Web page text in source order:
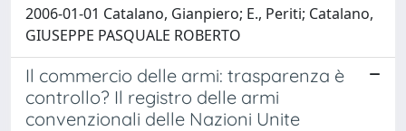
2006-01-01 Catalano, Gianpiero; E., Periti; Catalano,
GIUSEPPE PASQUALE ROBERTO
Il commercio delle armi: trasparenza è
controllo? Il registro delle armi
convenzionali delle Nazioni Unite